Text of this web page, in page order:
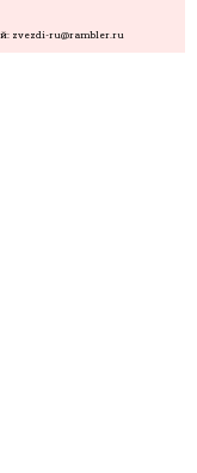
zvezdi-ru@rambler.ru